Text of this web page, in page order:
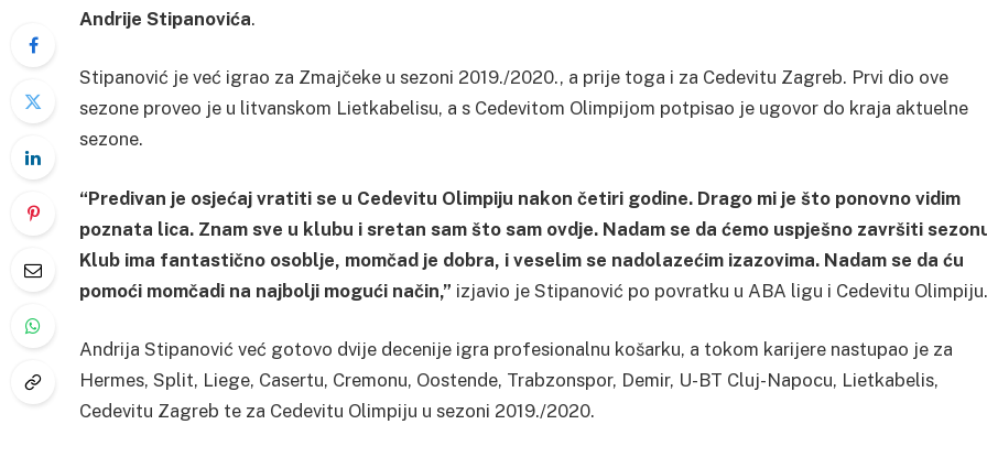
Andrije Stipanovića.
Stipanović je već igrao za Zmajčeke u sezoni 2019./2020., a prije toga i za Cedevitu Zagreb. Prvi dio ove
sezone proveo je u litvanskom Lietkabelisu, a s Cedevitom Olimpijom potpisao je ugovor do kraja aktuelne
sezone.
“Predivan je osjećaj vratiti se u Cedevitu Olimpiju nakon četiri godine. Drago mi je što ponovno vidim
poznata lica. Znam sve u klubu i sretan sam što sam ovdje. Nadam se da ćemo uspješno završiti
Klub ima fantastično osoblje, momčad je dobra, i veselim se nadolazećim izazovima. Nadam se da ću
pomoći momčadi na najbolji mogući način,” izjavio je Stipanović po povratku u ABA ligu i Cedevitu Olimpiju.
Andrija Stipanović već gotovo dvije decenije igra profesionalnu košarku, a tokom karijere nastupao je za
Hermes, Split, Liege, Casertu, Cremonu, Oostende, Trabzonspor, Demir, U-BT Cluj-Napocu, Lietkabelis,
Cedevitu Zagreb te za Cedevitu Olimpiju u sezoni 2019./2020.